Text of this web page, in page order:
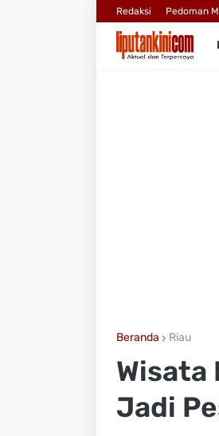
Redaksi Pedoman
Beranda Riau
Wisata
Jadi